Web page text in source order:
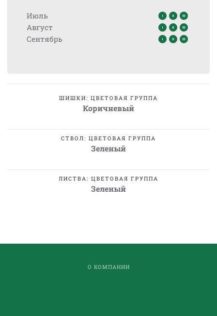
Июль
Август
Сентябрь
ШИШКИ: ЦВЕТОВАЯ ГРУППА
Коричневый
СТВОЛ: ЦВЕТОВАЯ ГРУППА
Зеленый
ЛИСТВА: ЦВЕТОВАЯ ГРУППА
Зеленый
О КОМПАНИИ